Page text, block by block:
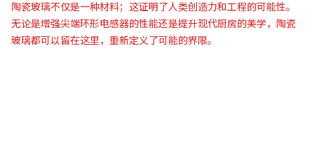
陶瓷玻璃不仅是一种材料；这证明了人类创造力和工程的可能性。
无论是增强尖端环形电感器的性能还是提升现代厨房的美学，陶瓷
玻璃都可以留在这里，重新定义了可能的界限。